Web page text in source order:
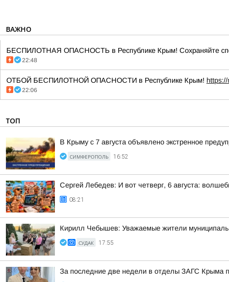
ВАЖНО
БЕСПИЛОТНАЯ ОПАСНОСТЬ в Республике Крым! Сохраняйте
22:48
ОТБОЙ БЕСПИЛОТНОЙ ОПАСНОСТИ в Республике Крым!
22:06
ТОП
В Крыму с 7 августа объявлено экстренное
СИМФЕРОПОЛЬ 16:52
Сергей Лебедев: И вот четверг, 6 августа:
08:21
Кирилл Чебышев: Уважаемые жители
СУДАК 17:55
За последние две недели в отделы ЗАГС Крыма